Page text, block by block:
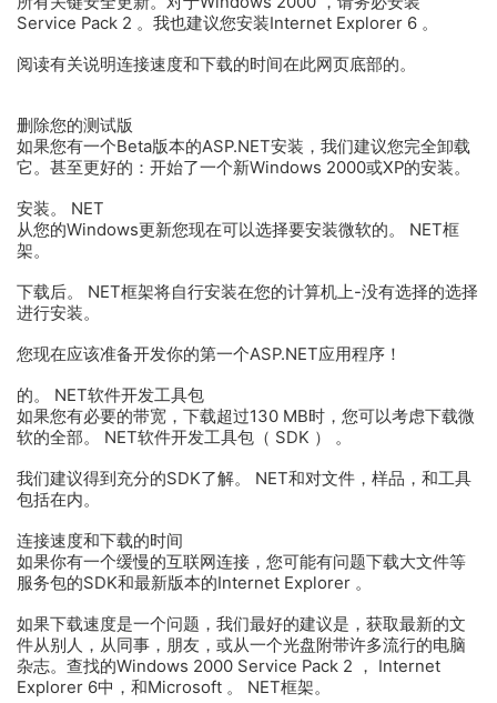
Service Pack 2 。我也建议您安装Internet Explorer 6 。
阅读有关说明连接速度和下载的时间在此网页底部的。
删除您的测试版
如果您有一个Beta版本的ASP.NET安装，我们建议您完全卸载
它。甚至更好的：开始了一个新Windows 2000或XP的安装。
安装。 NET
从您的Windows更新您现在可以选择要安装微软的。 NET框
架。
下载后。 NET框架将自行安装在您的计算机上-没有选择的选择
进行安装。
您现在应该准备开发你的第一个ASP.NET应用程序！
的。 NET软件开发工具包
如果您有必要的带宽，下载超过130 MB时，您可以考虑下载微
软的全部。 NET软件开发工具包（ SDK ） 。
我们建议得到充分的SDK了解。 NET和对文件，样品，和工具
包括在内。
连接速度和下载的时间
如果你有一个缓慢的互联网连接，您可能有问题下载大文件等
服务包的SDK和最新版本的Internet Explorer 。
如果下载速度是一个问题，我们最好的建议是，获取最新的文
件从别人，从同事，朋友，或从一个光盘附带许多流行的电脑
杂志。查找的Windows 2000 Service Pack 2 ， Internet
Explorer 6中，和Microsoft 。 NET框架。